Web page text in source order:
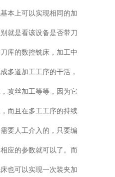
本上可以实现相同的加
就是看该设备是否带刀
库的数控铣床，加工中
多道加工工序的干活，
攻丝加工等等，因为它
而且在多工工序的持续
要人工介入的，只要编
应的参数就可以了。而
也可以实现一次装夹加